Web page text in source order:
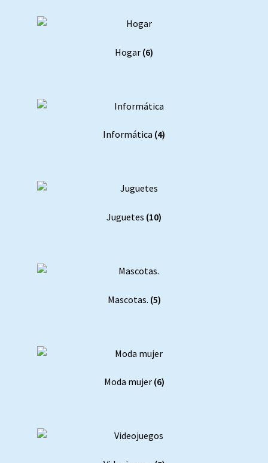
Hogar (6)
Informática (4)
Juguetes (10)
Mascotas. (5)
Moda mujer (6)